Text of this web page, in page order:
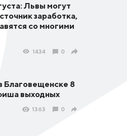
Львы могут
заработка,
со многими
1434 0
Благовещенске 8
выходных
1363 0